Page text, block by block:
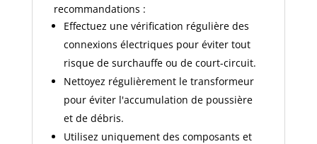
recommandations :
Effectuez une vérification régulière des
connexions électriques pour éviter tout
risque de surchauffe ou de court-circuit.
Nettoyez régulièrement le transformeur
pour éviter l'accumulation de poussière
et de débris.
Utilisez uniquement des composants et